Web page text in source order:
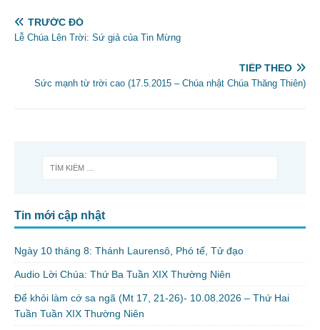
TRƯỚC ĐÓ
Lễ Chúa Lên Trời: Sứ giả của Tin Mừng
TIẾP THEO
Sức mạnh từ trời cao (17.5.2015 – Chúa nhật Chúa Thăng Thiên)
Tin mới cập nhật
Ngày 10 tháng 8: Thánh Laurensô, Phó tế, Tử đạo
Audio Lời Chúa: Thứ Ba Tuần XIX Thường Niên
Để khỏi làm cớ sa ngã (Mt 17, 21-26)- 10.08.2026 – Thứ Hai
Tuần Tuần XIX Thường Niên